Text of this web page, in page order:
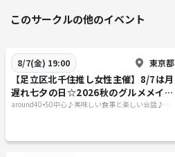
このサークルの他のイベント
8/7(金) 19:00 東京都
【足立区北千住推し女性主催】8/7は月
遅れ七夕の日☆2026秋のグルメメイト
募集中☆茨城人気イタリアン待望の北
around40•50中心♪美味しい食事と楽しい会話♪＋